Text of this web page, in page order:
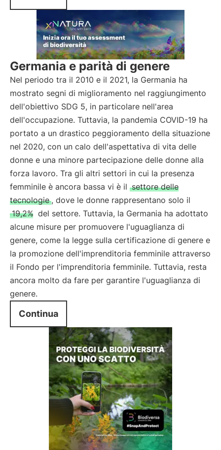
Germania e parità di genere
Nel periodo tra il 2010 e il 2021, la Germania ha
mostrato segni di miglioramento nel raggiungimento
dell'obiettivo SDG 5, in particolare nell'area
dell'occupazione. Tuttavia, la pandemia COVID-19 ha
portato a un drastico peggioramento della situazione
nel 2020, con un calo dell'aspettativa di vita delle
donne e una minore partecipazione delle donne alla
forza lavoro. Tra gli altri settori in cui la presenza
femminile è ancora bassa vi è il settore delle
tecnologie , dove le donne rappresentano solo il
19,2% del settore. Tuttavia, la Germania ha adottato
alcune misure per promuovere l'uguaglianza di
genere, come la legge sulla certificazione di genere e
la promozione dell'imprenditoria femminile attraverso
il Fondo per l'imprenditoria femminile. Tuttavia, resta
ancora molto da fare per garantire l'uguaglianza di
genere.
Continua